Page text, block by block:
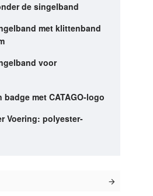
de singelband
met klittenband
voor
badge met CATAGO-logo
Voering: polyester-